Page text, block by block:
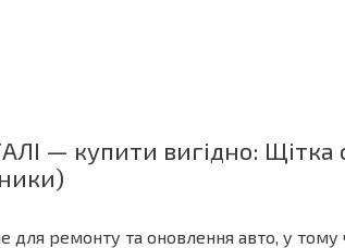
— купити вигідно: Щітка
для ремонту та оновлення авто, у тому